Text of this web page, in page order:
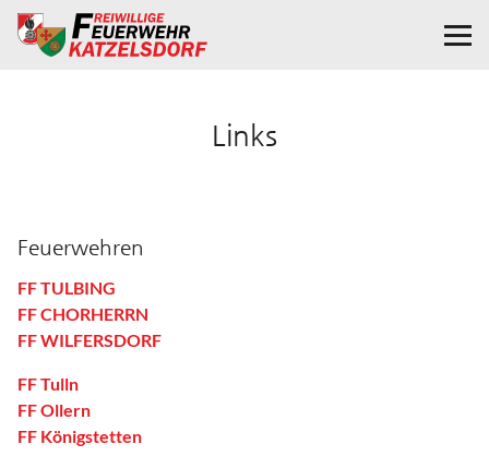
Links
Feuerwehren
FF TULBING
FF CHORHERRN
FF WILFERSDORF
FF Tulln
FF Ollern
FF Königstetten